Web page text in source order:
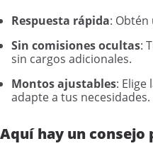
Respuesta rápida: Obtén
Sin comisiones ocultas:
sin cargos adicionales.
Montos ajustables: Elige
adapte a tus necesidades.
Aquí hay un consejo